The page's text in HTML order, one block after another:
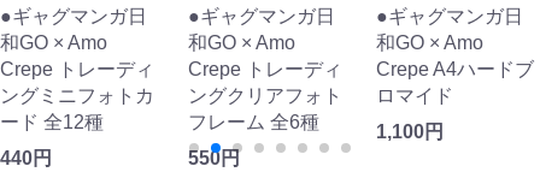
●ギャグマンガ日
和GO × Amo
Crepe トレーディ
ングミニフォトカ
ード 全12種
440円
●ギャグマンガ日
和GO × Amo
Crepe トレーディ
ングクリアフォト
フレーム 全6種
550円
●ギャグマンガ日
和GO × Amo
Crepe A4ハードブ
ロマイド
1,100円